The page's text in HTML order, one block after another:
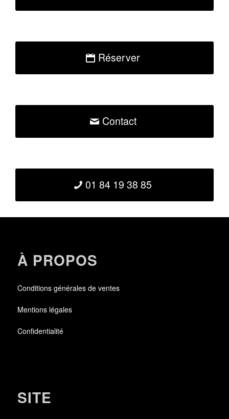
Réserver
Contact
01 84 19 38 85
À PROPOS
Conditions générales de ventes
Mentions légales
Confidentialité
SITE